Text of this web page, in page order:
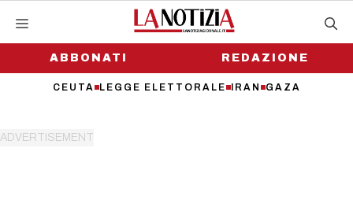
contenutoABBONATI
CEUTA LEGGE ELETTORALE IRAN GAZA
REDAZIONE